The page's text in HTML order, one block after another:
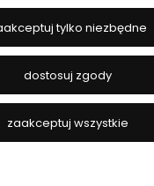
749//E-mail:
tylko niezbędne
dostosuj zgody
zaakceptuj wszystkie